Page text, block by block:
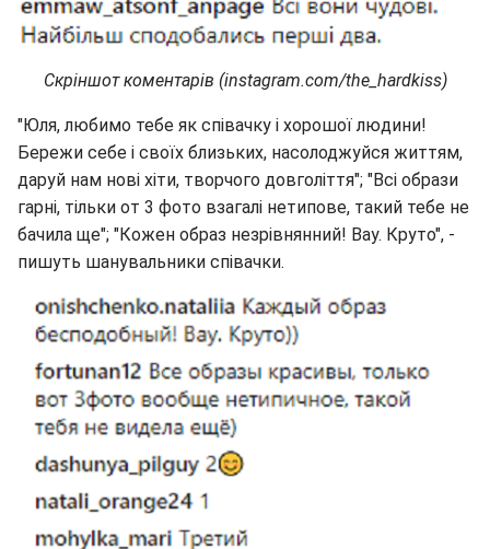
Скріншот коментарів (instagram.com/the_hardkiss)
"Юля, любимо тебе як співачку і хорошої людини!
Бережи себе і своїх близьких, насолоджуйся життям,
даруй нам нові хіти, творчого довголіття"; "Всі образи
гарні, тільки от 3 фото взагалі нетипове, такий тебе не
бачила ще"; "Кожен образ незрівнянний! Вау. Круто", -
пишуть шанувальники співачки.